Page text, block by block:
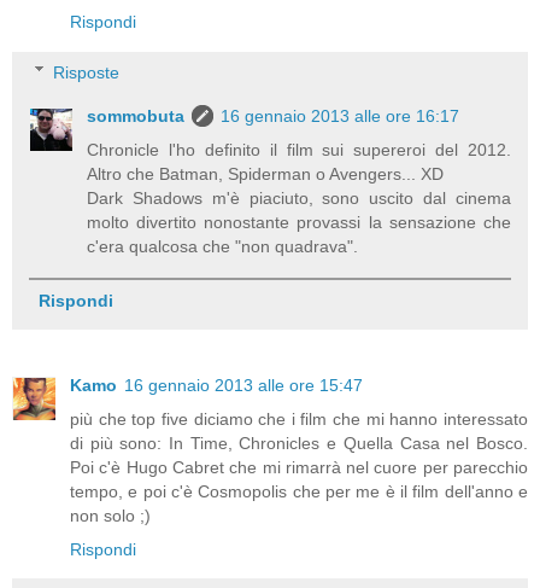
Rispondi
Risposte
sommobuta
16 gennaio 2013 alle ore 16:17
Chronicle l'ho definito il film sui supereroi del 2012.
Altro che Batman, Spiderman o Avengers... XD
Dark Shadows m'è piaciuto, sono uscito dal cinema
molto divertito nonostante provassi la sensazione che
c'era qualcosa che "non quadrava".
Rispondi
Kamo 16 gennaio 2013 alle ore 15:47
più che top five diciamo che i film che mi hanno interessato
di più sono: In Time, Chronicles e Quella Casa nel Bosco.
Poi c'è Hugo Cabret che mi rimarrà nel cuore per parecchio
tempo, e poi c'è Cosmopolis che per me è il film dell'anno e
non solo ;)
Rispondi